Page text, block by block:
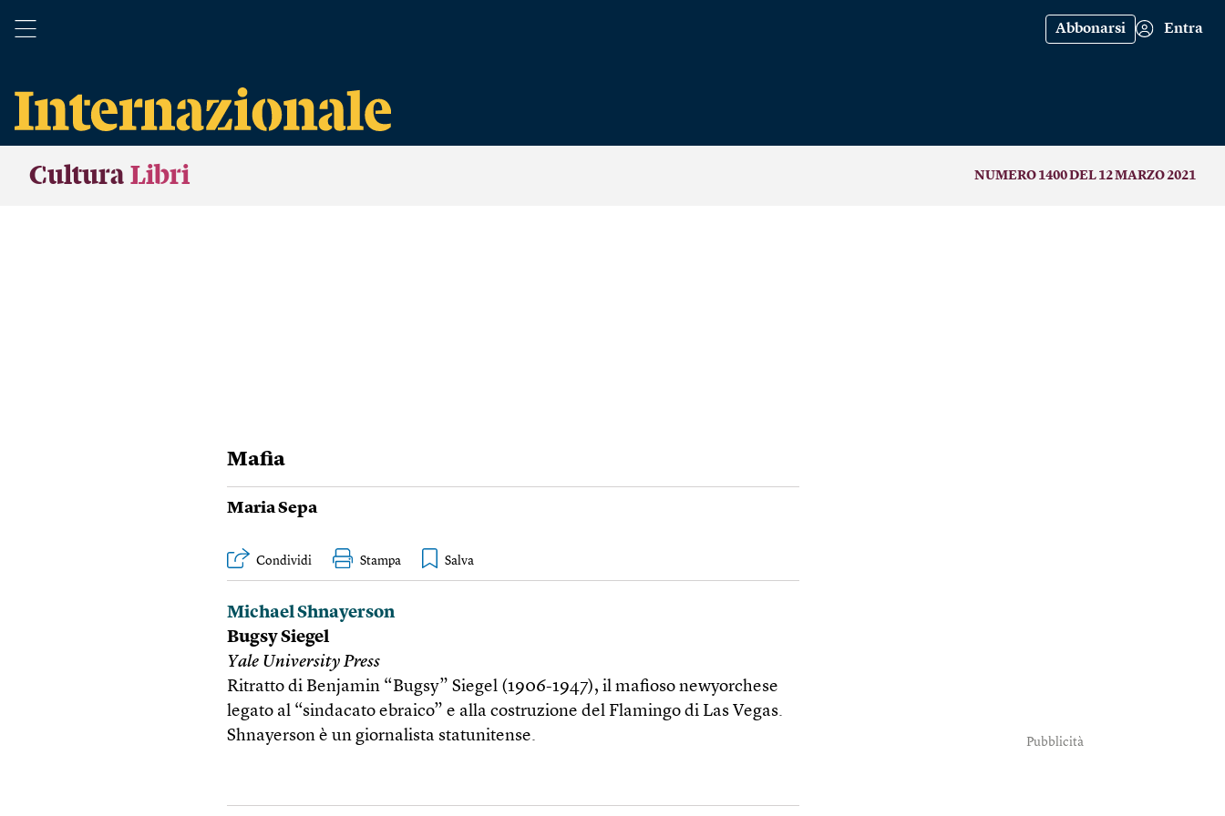
Abbonarsi Entra
Cultura Libri NUMERO 1400 DEL 12 MARZO 2021
Mafia
Maria Sepa
Condividi Stampa
Michael Shnayerson
Bugsy Siegel
Yale University Press
Ritratto di Benjamin “Bugsy” Siegel (1906-1947), il mafioso newyorchese
legato al “sindacato ebraico” e alla costruzione del Flamingo di Las Vegas.
Shnayerson è un giornalista statunitense.
Pubblicità